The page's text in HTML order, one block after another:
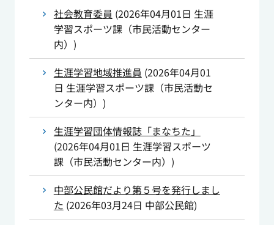
社会教育委員 (2026年04月01日 生涯
学習スポーツ課（市民活動センター
内） )
生涯学習地域推進員 (2026年04月01
日 生涯学習スポーツ課（市民活動セ
ンター内） )
生涯学習団体情報誌「まなちた」
(2026年04月01日 生涯学習スポーツ
課（市民活動センター内） )
中部公民館だより第５号を発行しまし
た (2026年03月24日 中部公民館)